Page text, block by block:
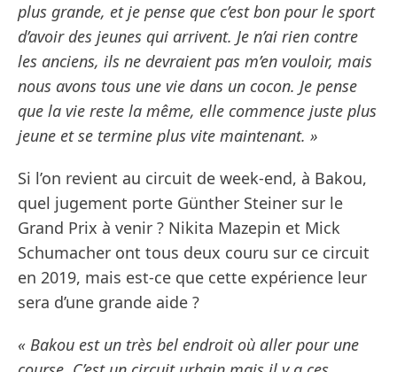
plus grande, et je pense que c’est bon pour le sport
d’avoir des jeunes qui arrivent. Je n’ai rien contre
les anciens, ils ne devraient pas m’en vouloir, mais
nous avons tous une vie dans un cocon. Je pense
que la vie reste la même, elle commence juste plus
jeune et se termine plus vite maintenant. »
Si l’on revient au circuit de week-end, à Bakou,
quel jugement porte Günther Steiner sur le
Grand Prix à venir ? Nikita Mazepin et Mick
Schumacher ont tous deux couru sur ce circuit
en 2019, mais est-ce que cette expérience leur
sera d’une grande aide ?
« Bakou est un très bel endroit où aller pour une